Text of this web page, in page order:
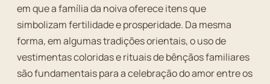
em que a família da noiva oferece itens que
simbolizam fertilidade e prosperidade. Da mesma
forma, em algumas tradições orientais, o uso de
vestimentas coloridas e rituais de bênçãos familiares
são fundamentais para a celebração do amor entre os